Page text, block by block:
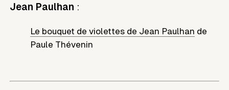
Jean Paulhan :
Le bouquet de violettes de Jean Paulhan de
Paule Thévenin